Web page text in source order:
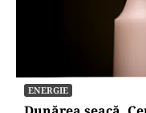
ENERGIE